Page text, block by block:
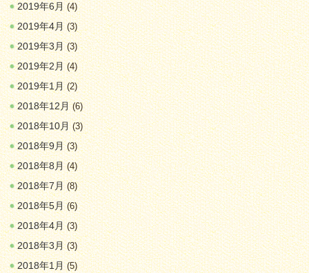
2019年6月(4)
2019年4月(3)
2019年3月(3)
2019年2月(4)
2019年1月(2)
2018年12月(6)
2018年10月(3)
2018年9月(3)
2018年8月(4)
2018年7月(8)
2018年5月(6)
2018年4月(3)
2018年3月(3)
2018年1月(5)